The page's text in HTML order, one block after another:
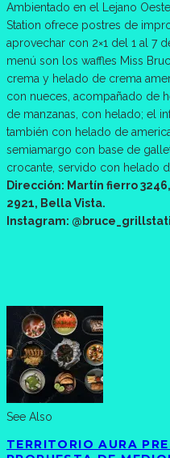
Ambientado en el Lejano
Station ofrece postres de
aprovechar con 2×1 del 1 al 7
menú son los waffles Miss
crema y helado de crema
con nueces, acompañado de
de manzanas, con helado; el
también con helado de
semiamargo con base de
crocante, servido con helado
Dirección: Martín fierro
2921, Bella Vista.
Instagram:
See Also
TERRITORIO AURA